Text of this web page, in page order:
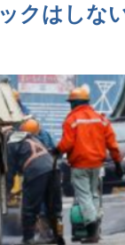
クはしな